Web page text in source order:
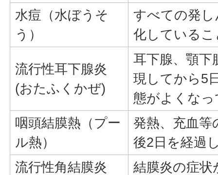
水痘（水ぼうそ
う）
すべての発
化しているこ
流行性耳下腺炎
(おたふくかぜ)
耳下腺、顎下
現してから5
態がよくな
咽頭結膜熱（プー
ル熱）
発熱、充血等
後2日を経過
流行性角結膜炎
結膜炎の症